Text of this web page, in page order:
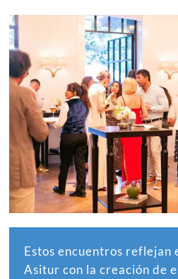
Estos encuentros reflejan
Asitur con la creación de